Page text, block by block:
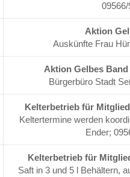
Aktion
Auskünfte Frau
Aktion Gelbes
Bürgerbüro Stadt
Kelterbetrieb für
Keltertermine werden
Ender;
Kelterbetrieb für
Saft in 3 und 5 l Behältern,